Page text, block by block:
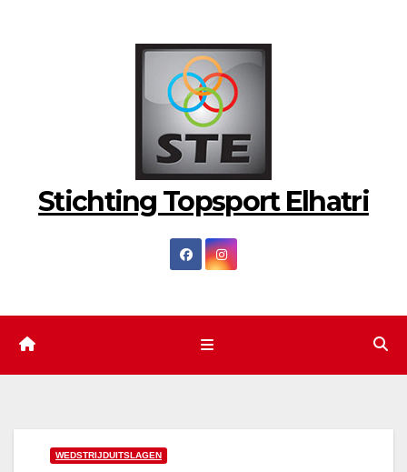
Stichting Topsport Elhatri
WEDSTRIJDUITSLAGEN